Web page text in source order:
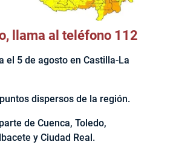
llama al teléfono 112
el 5 de agosto en Castilla-La
dispersos de la región.
de Cuenca, Toledo,
y Ciudad Real.